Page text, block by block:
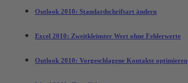
Outlook 2010: Standardschriftart ändern
Excel 2010: Zweitkleinster Wert ohne Fehlerwerte
Outlook 2010: Vorgeschlagene Kontakte optimieren